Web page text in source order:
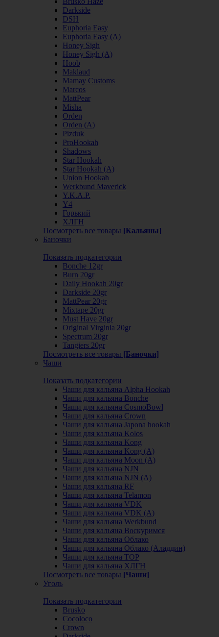
Darkside
DSH
Euphoria Easy
Euphoria Easy (А)
Honey Sigh
Honey Sigh (А)
Hoob
Maklaud
Mamay Customs
Marcos
MattPear
Misha
Orden
Orden (А)
Pizduk
ProHookah
Shadows
Star Hookah
Star Hookah (А)
Union Hookah
Werkbund Maverick
Y.K.A.P.
Y4
Горький
ХЛГН
Посмотреть все товары [Кальяны]
Баночки
Показать подкатегории
Bonche 12gr
Burn 20gr
Daily Hookah 20gr
Darkside 20gr
MattPear 20gr
Mixtape 20gr
Must Have 20gr
Original Virginia 20gr
Spectrum 20gr
Tangiers 20gr
Посмотреть все товары [Баночки]
Чаши
Показать подкатегории
Чаши для кальяна Alpha Hookah
Чаши для кальяна Bonche
Чаши для кальяна CosmoBowl
Чаши для кальяна Crown
Чаши для кальяна Japona hookah
Чаши для кальяна Kolos
Чаши для кальяна Kong
Чаши для кальяна Kong (A)
Чаши для кальяна Moon (А)
Чаши для кальяна NJN
Чаши для кальяна NJN (А)
Чаши для кальяна RF
Чаши для кальяна Telamon
Чаши для кальяна VDK
Чаши для кальяна VDK (А)
Чаши для кальяна Werkbund
Чаши для кальяна Воскуримся
Чаши для кальяна Облако
Чаши для кальяна Облако (Аладдин)
Чаши для кальяна ТОР
Чаши для кальяна ХЛГН
Посмотреть все товары [Чаши]
Уголь
Показать подкатегории
Brusko
Cocoloco
Crown